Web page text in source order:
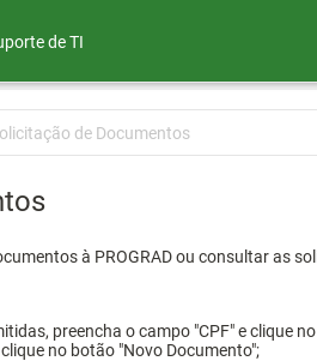
de TI
de Documentos
à PROGRAD ou consultar as
preencha o campo "CPF" e clique
no botão "Novo Documento";